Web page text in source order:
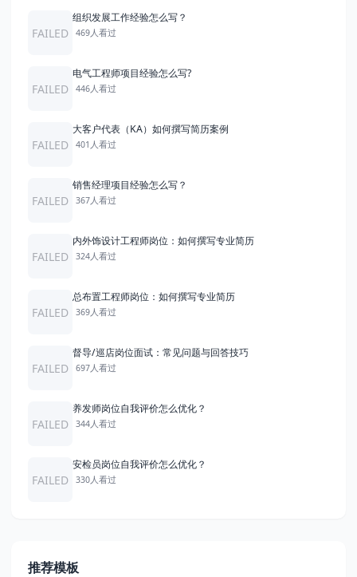
FAILED
组织发展工作经验怎么写？
469人看过
FAILED
电气工程师项目经验怎么写?
446人看过
FAILED
大客户代表（KA）如何撰写简历案例
401人看过
FAILED
销售经理项目经验怎么写？
367人看过
FAILED
内外饰设计工程师岗位：如何撰写专业简历
324人看过
FAILED
总布置工程师岗位：如何撰写专业简历
369人看过
FAILED
督导/巡店岗位面试：常见问题与回答技巧
697人看过
FAILED
养发师岗位自我评价怎么优化？
344人看过
FAILED
安检员岗位自我评价怎么优化？
330人看过
推荐模板